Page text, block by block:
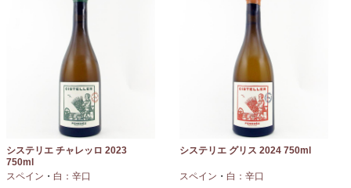
システリエ チャレッロ 2023
750ml
スペイン ・ 白：辛口
システリエ グリス 2024 750ml
スペイン ・ 白：辛口